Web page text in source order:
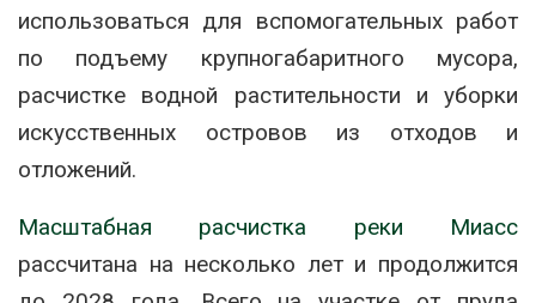
использоваться для вспомогательных работ
по подъему крупногабаритного мусора,
расчистке водной растительности и уборки
искусственных островов из отходов и
отложений.
Масштабная расчистка реки Миасс
рассчитана на несколько лет и продолжится